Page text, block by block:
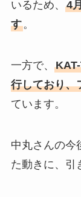
いるため、 4
す。
一方で、
行しており、
ています。
中丸さんの今
た動きに、引